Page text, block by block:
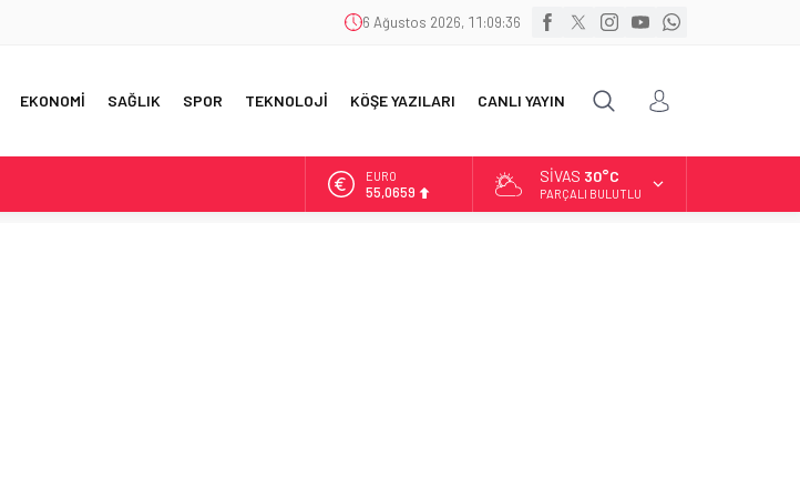
6 Ağustos 2026, 11:09:37
EKONOMİ SAĞLIK SPOR TEKNOLOJİ KÖŞE YAZILARI CANLI YAYIN
ALTIN
6.521,17
SIVAS 30°C
PARÇALI BULUTLU